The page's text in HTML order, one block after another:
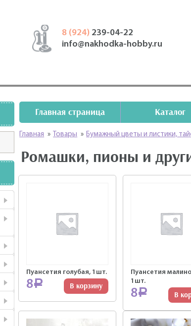
8 (924) 239-04-22
info@nakhodka-hobby.ru
Главная страница Каталог
Главная » Товары » Бумажный цветы и листики,
Ромашки, пионы и
Пуансетия голубая, 1шт.
8Р В корзину
Пуансетия
1шт.
8Р В